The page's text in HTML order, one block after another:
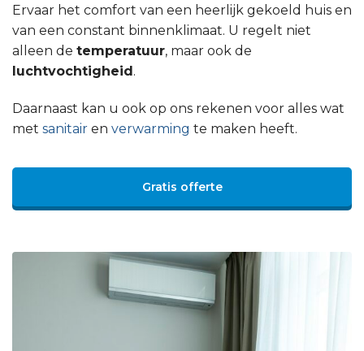
Ervaar het comfort van een heerlijk gekoeld huis en
van een constant binnenklimaat. U regelt niet
alleen de temperatuur, maar ook de
luchtvochtigheid.
Daarnaast kan u ook op ons rekenen voor alles wat
met sanitair en verwarming te maken heeft.
Gratis offerte